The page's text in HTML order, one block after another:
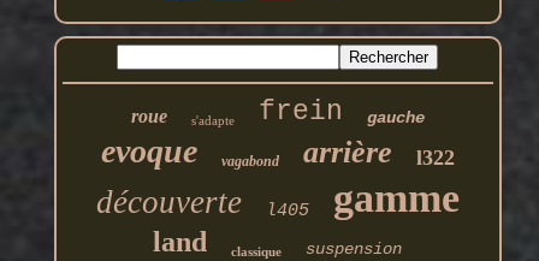
roue s'adapte frein gauche
evoque vagabond arrière l322
découverte l405 gamme
land classique suspension